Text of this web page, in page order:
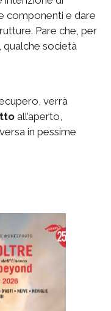
componenti e dare
Pare che, per
qualche società
verrà
all’aperto,
in pessime